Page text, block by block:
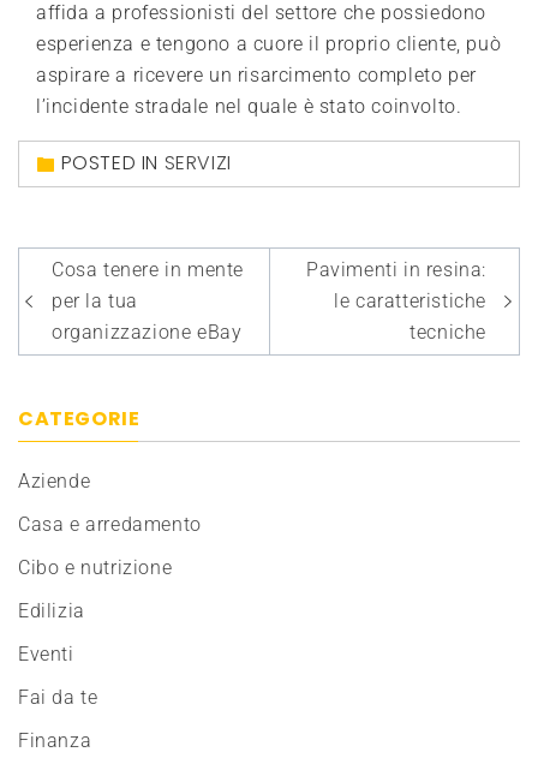
affida a professionisti del settore che possiedono
esperienza e tengono a cuore il proprio cliente, può
aspirare a ricevere un risarcimento completo per
l’incidente stradale nel quale è stato coinvolto.
POSTED IN SERVIZI
Navigazione
articoli
Cosa tenere in mente
per la tua
organizzazione eBay
Pavimenti in resina:
le caratteristiche
tecniche
CATEGORIE
Aziende
Casa e arredamento
Cibo e nutrizione
Edilizia
Eventi
Fai da te
Finanza